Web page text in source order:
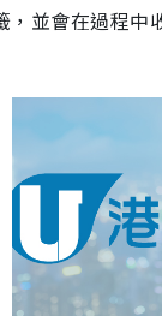
並會在過程